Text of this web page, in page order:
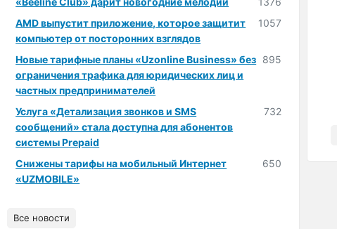
AMD выпустит приложение, которое защитит
компьютер от посторонних взглядов
1057
Новые тарифные планы «Uzonline Business» без
ограничения трафика для юридических лиц и
частных предпринимателей
895
Услуга «Детализация звонков и SMS
сообщений» стала доступна для абонентов
системы Prepaid
732
Снижены тарифы на мобильный Интернет
«UZMOBILE»
650
Все новости